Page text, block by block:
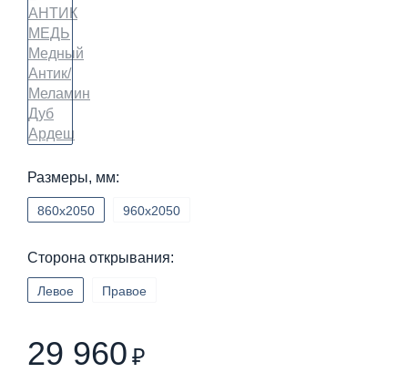
Размеры, мм:
860х2050 960х2050
Сторона открывания:
Левое Правое
29 960 ₽